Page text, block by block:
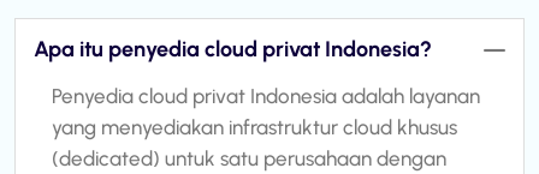
Apa itu penyedia cloud privat Indonesia?
Penyedia cloud privat Indonesia adalah layanan
yang menyediakan infrastruktur cloud khusus
(dedicated) untuk satu perusahaan dengan